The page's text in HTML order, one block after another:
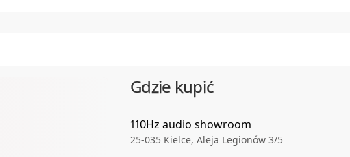
Gdzie kupić
110Hz audio showroom
25-035 Kielce, Aleja Legionów 3/5